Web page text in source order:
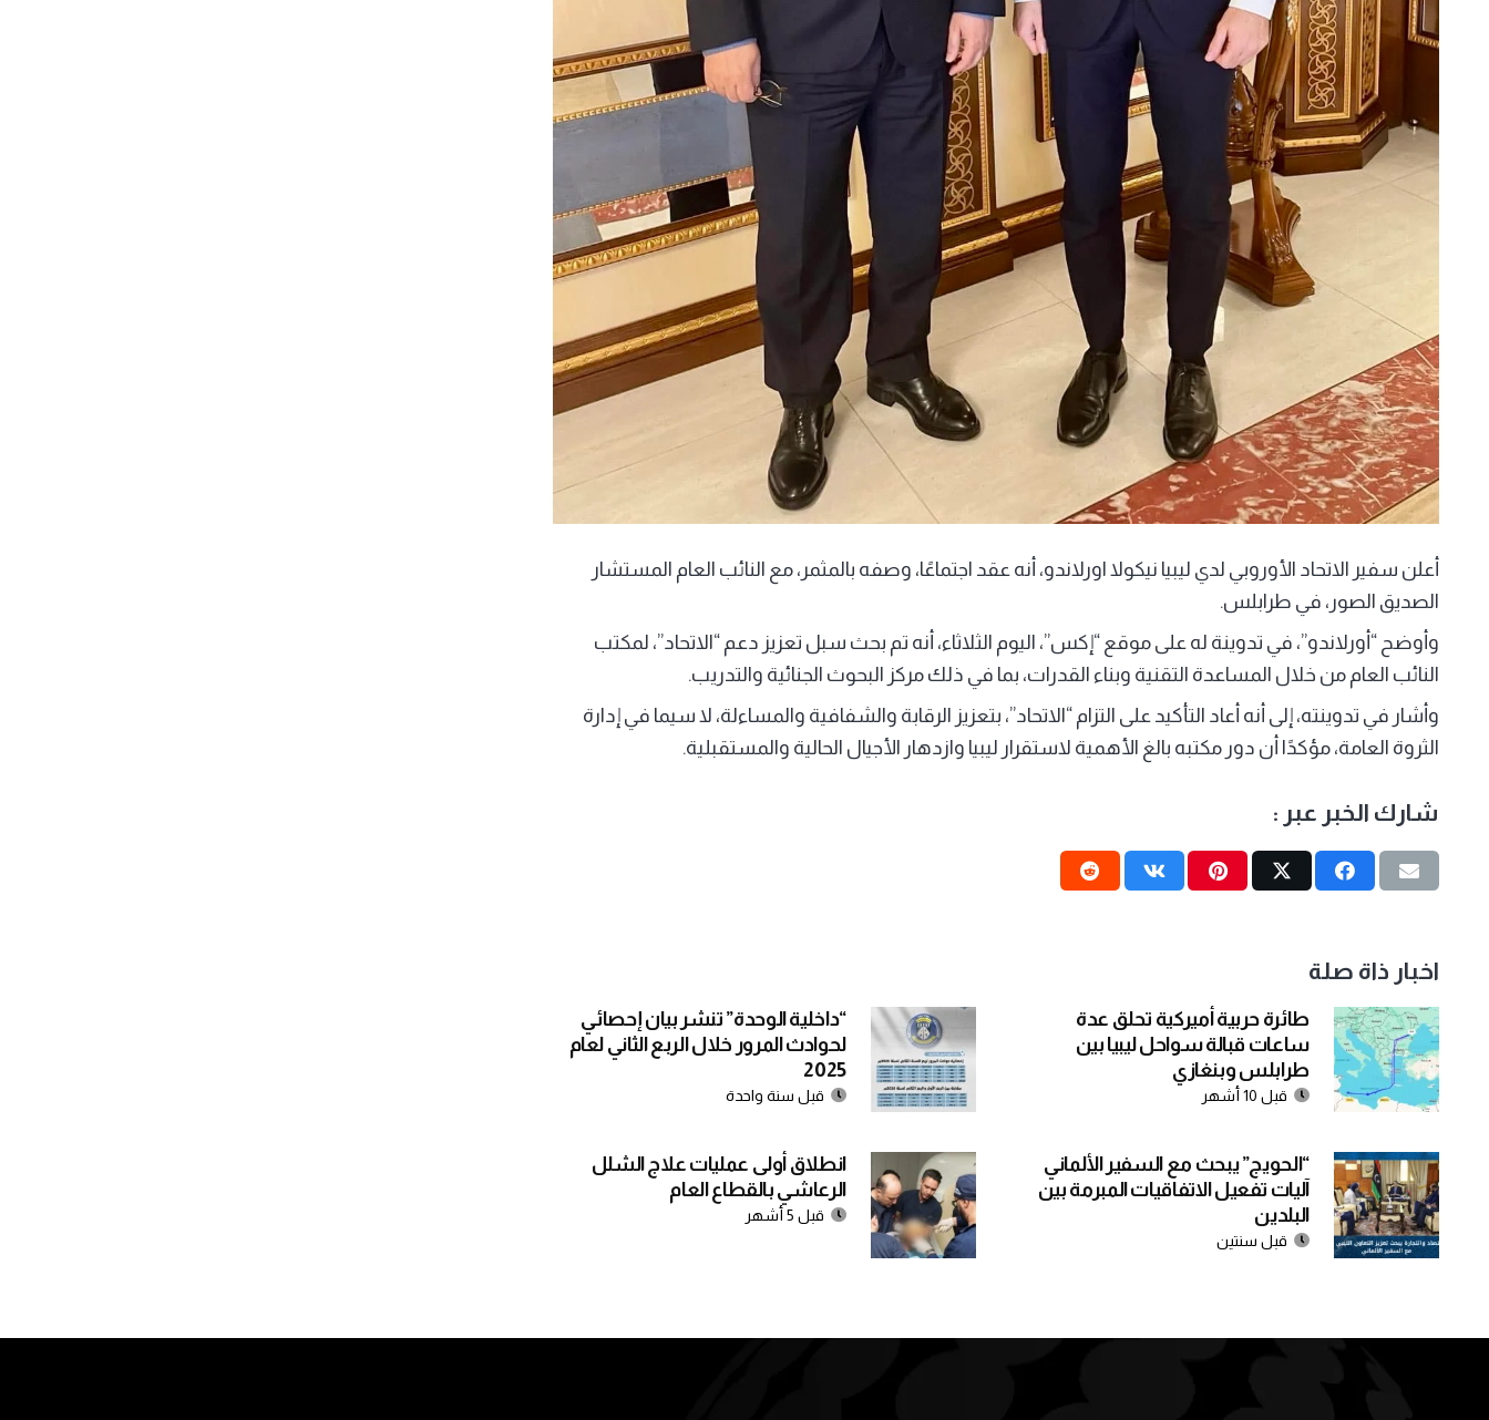
أعلن سفير الاتحاد الأوروبي لدي ليبيا نيكولا اورلاندو، أنه عقد اجتماعًا، وصفه بالمثمر، مع النائب العام المستشار
الصديق الصور، في طرابلس.
وأوضح “أورلاندو”، في تدوينة له على موقع “إكس”، اليوم الثلاثاء، أنه تم بحث سبل تعزيز دعم “الاتحاد”، لمكتب
النائب العام من خلال المساعدة التقنية وبناء القدرات، بما في ذلك مركز البحوث الجنائية والتدريب.
وأشار في تدوينته، إلى أنه أعاد التأكيد على التزام “الاتحاد”، بتعزيز الرقابة والشفافية والمساءلة، لا سيما في إدارة
الثروة العامة، مؤكدًا أن دور مكتبه بالغ الأهمية لاستقرار ليبيا‬⁩ وازدهار الأجيال الحالية والمستقبلية.
شارك الخبر عبر :
اخبار ذاة صلة
طائرة حربية أميركية تحلق عدة
ساعات قبالة سواحل ليبيا بين
طرابلس وبنغازي
قبل 10 أشهر
“داخلية الوحدة” تنشر بيان إحصائي
لحوادث المرور خلال الربع الثاني لعام
2025
قبل سنة واحدة
“الحويج” يبحث مع السفير الألماني
آليات تفعيل الاتفاقيات المبرمة بين
البلدين
قبل سنتين
انطلاق أولى عمليات علاج الشلل
الرعاشي بالقطاع العام
قبل 5 أشهر